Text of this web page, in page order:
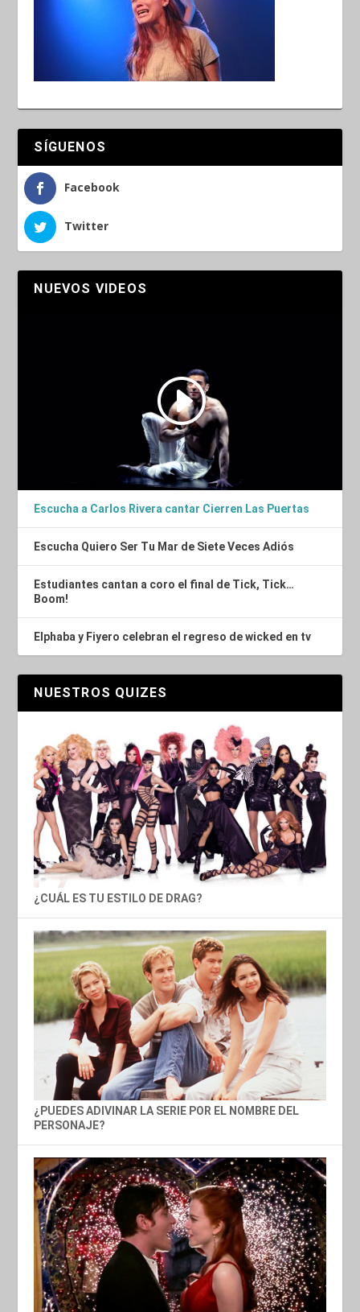
SÍGUENOS
Facebook
Twitter
NUEVOS VIDEOS
Escucha a Carlos Rivera cantar Cierren Las Puertas
Escucha Quiero Ser Tu Mar de Siete Veces Adiós
Estudiantes cantan a coro el final de Tick, Tick…
Boom!
Elphaba y Fiyero celebran el regreso de wicked en tv
NUESTROS QUIZES
¿CUÁL ES TU ESTILO DE DRAG?
¿PUEDES ADIVINAR LA SERIE POR EL NOMBRE DEL
PERSONAJE?